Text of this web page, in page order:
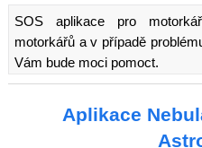
SOS aplikace pro
motorkářů a v případě
Vám bude moci pomoct.
Aplikace